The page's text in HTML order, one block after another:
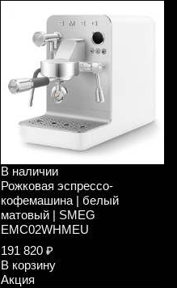
В наличии
Рожковая эспрессо-
кофемашина | белый
матовый | SMEG
EMC02WHMEU
191 820 ₽
В корзину
Акция